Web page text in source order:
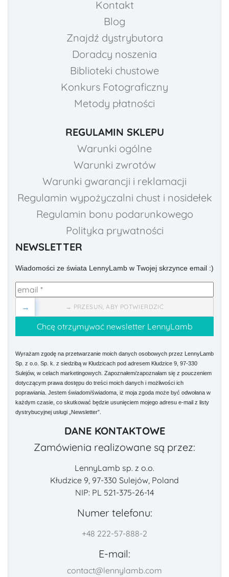
Kontakt
Blog
Znajdź dystrybutora
Doradcy noszenia
Biblioteki chustowe
Konkurs Fotograficzny
Metody płatności
REGULAMIN SKLEPU
Warunki ogólne
Warunki zwrotów
Warunki gwarancji i reklamacji
Regulamin wypożyczalni chust i nosidełek
Regulamin bonu podarunkowego
Polityka prywatności
NEWSLETTER
Wiadomości ze świata LennyLamb w Twojej skrzynce email :)
→ PRZESUŃ, ABY POTWIERDZIĆ
→
Wyrażam zgodę na przetwarzanie moich danych osobowych przez LennyLamb
Sp. z o.o. Sp. k. z siedzibą w Kłudzicach pod adresem Kłudzice 9, 97-330
Sulejów, w celach marketingowych. Zapoznałem/zapoznałam się z pouczeniem
dotyczącym prawa dostępu do treści moich danych i możliwości ich
poprawiania. Jestem świadom/świadoma, iż moja zgoda może być odwołana w
każdym czasie, co skutkować będzie usunięciem mojego adresu e-mail z listy
dystrybucyjnej usługi „Newsletter”.
DANE KONTAKTOWE
Zamówienia realizowane są przez:
LennyLamb sp. z o.o.
Kłudzice 9, 97-330 Sulejów, Poland
NIP: PL 521-375-26-14
Numer telefonu:
+48 222-57-888-2
E-mail:
contact@lennylamb.com